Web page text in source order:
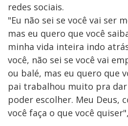
redes sociais.
"Eu não sei se você vai ser
mas eu quero que você
minha vida inteira indo
você, não sei se você vai
ou balé, mas eu quero que
pai trabalhou muito pra dar
poder escolher. Meu Deus,
você faça o que você